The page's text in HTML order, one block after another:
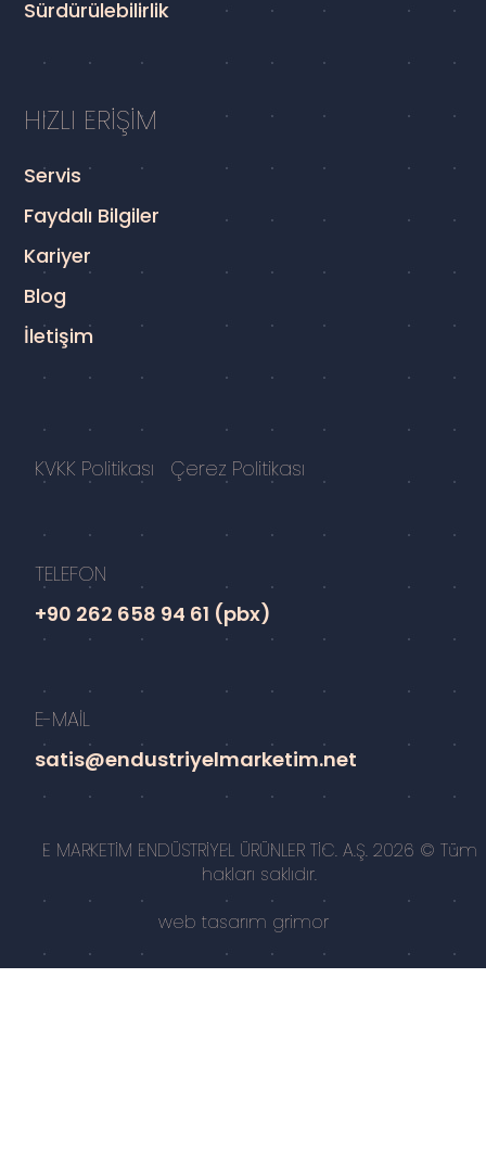
Sürdürülebilirlik
HIZLI ERİŞİM
Servis
Faydalı Bilgiler
Kariyer
Blog
İletişim
KVKK Politikası Çerez Politikası
TELEFON
+90 262 658 94 61 (pbx)
E-MAİL
satis@endustriyelmarketim.net
E MARKETİM ENDÜSTRİYEL ÜRÜNLER TİC. A.Ş. 2026 © Tüm
hakları saklıdır.
web tasarım grimor